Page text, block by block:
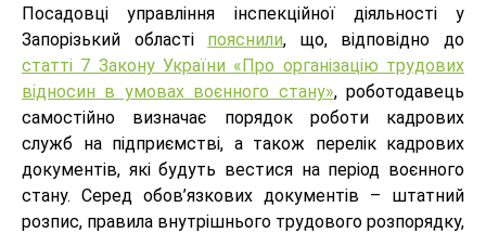
Посадовці управління інспекційної діяльності у
Запорізький області пояснили, що, відповідно до
статті 7 Закону України «Про організацію трудових
відносин в умовах воєнного стану», роботодавець
самостійно визначає порядок роботи кадрових
служб на підприємстві, а також перелік кадрових
документів, які будуть вестися на період воєнного
стану. Серед обов’язкових документів – штатний
розпис, правила внутрішнього трудового розпорядку,